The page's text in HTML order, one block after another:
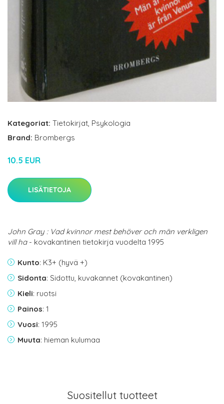
Kategoriat: Tietokirjat Psykologia
Brand: Brombergs
10.5 EUR
LISÄTIETOJA
John Gray : Vad kvinnor mest behöver och män verkligen
vill ha- kovakantinen tietokirja vuodelta 1995
Kunto: K3+ (hyvä +)
Sidonta: Sidottu, kuvakannet (kovakantinen)
Kieli: ruotsi
Painos: 1
Vuosi: 1995
Muuta: hieman kulumaa
Suositellut tuotteet